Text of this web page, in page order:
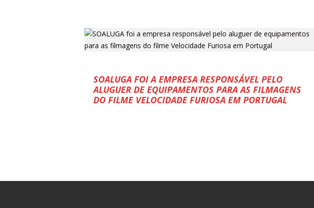
SOALUGA FOI A EMPRESA RESPONSÁVEL PELO
ALUGUER DE EQUIPAMENTOS PARA AS FILMAGENS
DO FILME VELOCIDADE FURIOSA EM PORTUGAL